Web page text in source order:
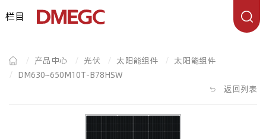
栏目
/ 产品中心 / 光伏 / 太阳能组件 / 太阳能组件
/ DM630~650M10T-B78HSW
返回列表